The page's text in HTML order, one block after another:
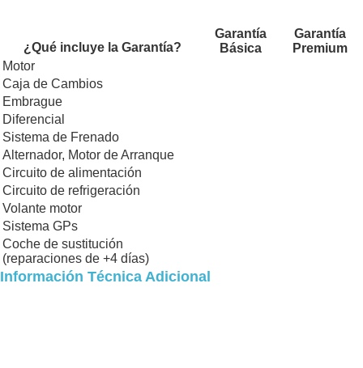
¿Qué incluye la Garantía?
Garantía
Básica
Garantía
Premium
Motor
Caja de Cambios
Embrague
Diferencial
Sistema de Frenado
Alternador, Motor de Arranque
Circuito de alimentación
Circuito de refrigeración
Volante motor
Sistema GPs
Coche de sustitución
(reparaciones de +4 días)
Información Técnica Adicional